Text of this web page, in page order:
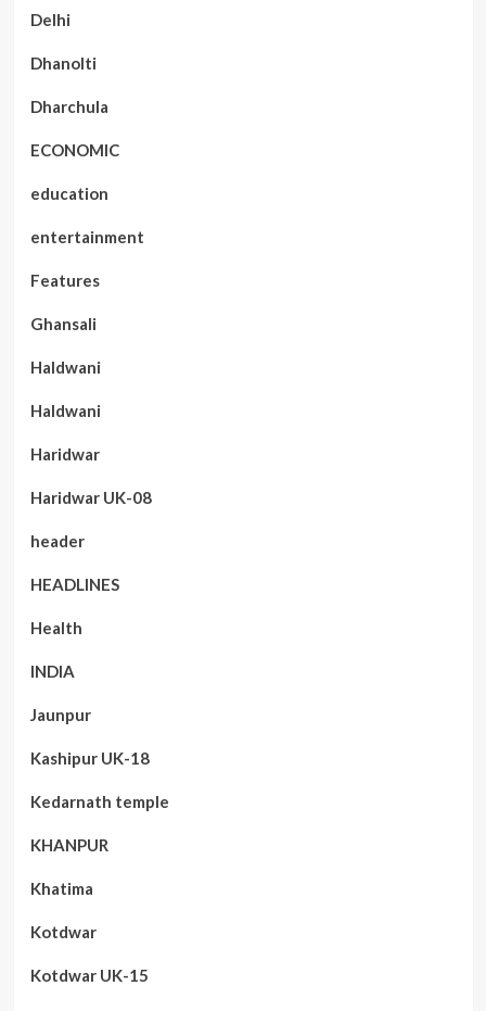
Delhi
Dhanolti
Dharchula
ECONOMIC
education
entertainment
Features
Ghansali
Haldwani
Haldwani
Haridwar
Haridwar UK-08
header
HEADLINES
Health
INDIA
Jaunpur
Kashipur UK-18
Kedarnath temple
KHANPUR
Khatima
Kotdwar
Kotdwar UK-15